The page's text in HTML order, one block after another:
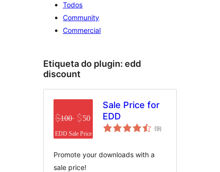
Todos
Community
Commercial
Etiqueta do plugin: edd
discount
Sale Price for
EDD
(9valoracións
totais
)
Promote your downloads with a
sale price!